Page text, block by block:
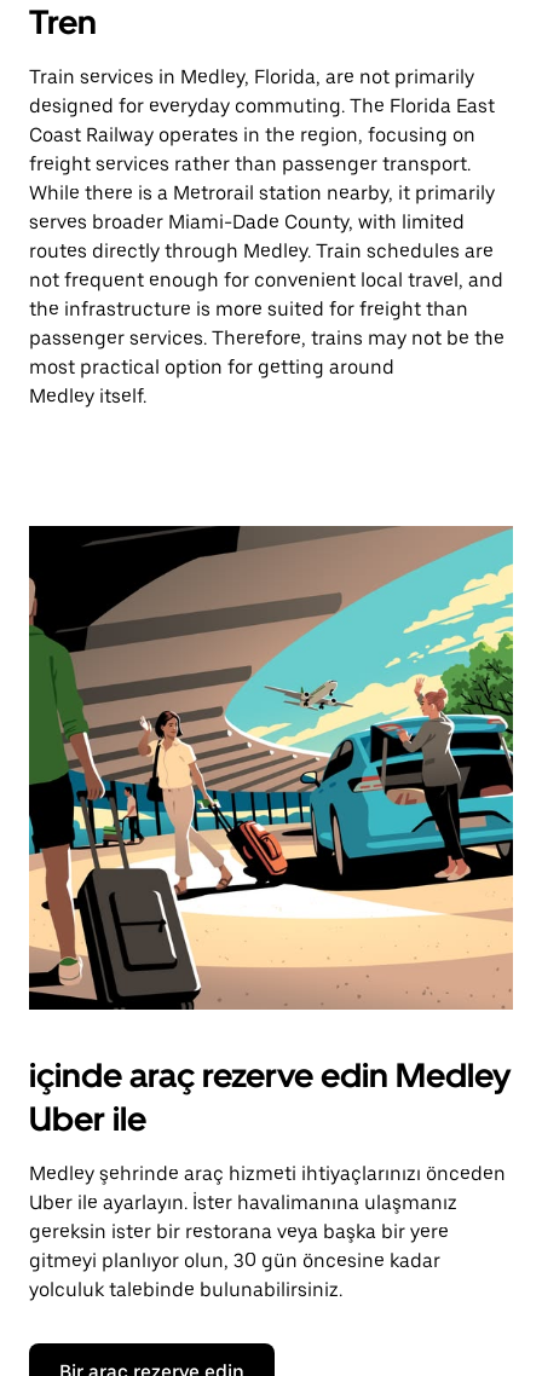
Tren
Train services in Medley, Florida, are not primarily
designed for everyday commuting. The Florida East
Coast Railway operates in the region, focusing on
freight services rather than passenger transport.
While there is a Metrorail station nearby, it primarily
serves broader Miami-Dade County, with limited
routes directly through Medley. Train schedules are
not frequent enough for convenient local travel, and
the infrastructure is more suited for freight than
passenger services. Therefore, trains may not be the
most practical option for getting around
Medley itself.
içinde araç rezerve edin Medley
Uber ile
Medley şehrinde araç hizmeti ihtiyaçlarınızı önceden
Uber ile ayarlayın. İster havalimanına ulaşmanız
gereksin ister bir restorana veya başka bir yere
gitmeyi planlıyor olun, 30 gün öncesine kadar
yolculuk talebinde bulunabilirsiniz.